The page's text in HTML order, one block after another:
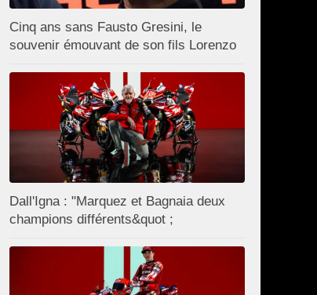
Cinq ans sans Fausto Gresini, le
souvenir émouvant de son fils Lorenzo
Dall'Igna : "Marquez et Bagnaia deux
champions différents&quot ;